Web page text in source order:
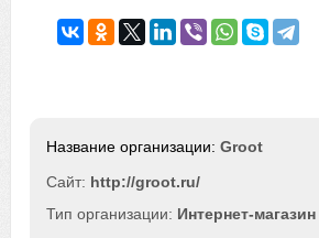
Groot
Сайт: http://groot.ru/
Интернет-магазин